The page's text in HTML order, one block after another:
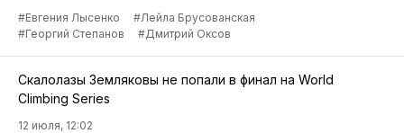
#Евгения Лысенко
#Лейла Брусованская
#Георгий Степанов
#Дмитрий Оксов
Скалолазы Земляковы не попали в финал на World
Climbing Series
12 июля, 12:02